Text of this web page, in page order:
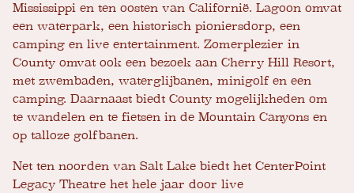
Mississippi en ten oosten van Californië. Lagoon omvat
een waterpark, een historisch pioniersdorp, een
camping en live entertainment. Zomerplezier in
County omvat ook een bezoek aan Cherry Hill Resort,
met zwembaden, waterglijbanen, minigolf en een
camping. Daarnaast biedt County mogelijkheden om
te wandelen en te fietsen in de Mountain Canyons en
op talloze golfbanen.
Net ten noorden van Salt Lake biedt het CenterPoint
Legacy Theatre het hele jaar door live